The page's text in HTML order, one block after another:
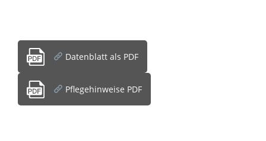
Datenblatt als PDF
Pflegehinweise PDF